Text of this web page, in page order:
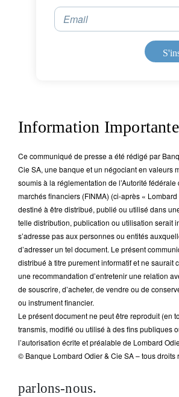
Email
Information Importante
Ce communiqué de presse a été rédigé par
Cie SA, une banque et un négociant en valeurs
soumis à la réglementation de l’Autorité
marchés financiers (FINMA) (ci-après « Lombard
destiné à être distribué, publié ou utilisé dans
telle distribution, publication ou utilisation serait
s’adresse pas aux personnes ou entités
d’adresser un tel document. Le présent
distribué à titre purement informatif et ne saurait
une recommandation d’entretenir une relation
de souscrire, d’acheter, de vendre ou de
ou instrument financier.
Le présent document ne peut être reproduit (en
transmis, modifié ou utilisé à des fins publiques
l’autorisation écrite et préalable de Lombard
© Banque Lombard Odier & Cie SA – tous droits
parlons-nous.